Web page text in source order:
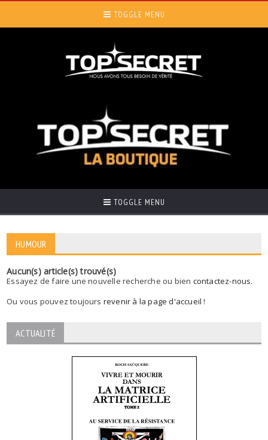
TOGGLE MENU
TOGGLE MENU
HUMOUR
Aucun(s) article(s) trouvé(s)
Essayez de faire une nouvelle recherche ou bien contactez-nous.
Ou vous pouvez toujours revenir à la page d'accueil !
ACTUALITÉ